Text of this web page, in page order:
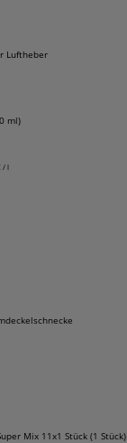
Luftheber
ml)
/ l
Mix 11x1 Stück (1 Stück)